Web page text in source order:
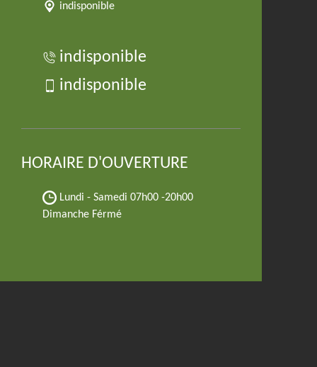
indisponible
indisponible
indisponible
HORAIRE D'OUVERTURE
Lundi - Samedi 07h00 -20h00
Dimanche Férmé